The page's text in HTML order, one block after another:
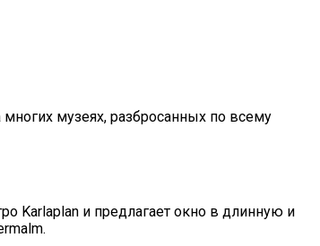
музеях, разбросанных по всему
Karlaplan и предлагает окно в длинную и